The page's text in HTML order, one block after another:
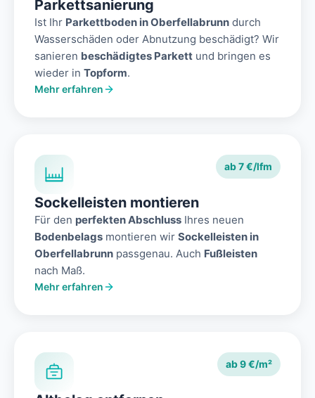
Parkettsanierung
Ist Ihr Parkettboden in Oberfellabrunn durch
Wasserschäden oder Abnutzung beschädigt? Wir
sanieren beschädigtes Parkett und bringen es
wieder in Topform.
Mehr erfahren
ab 7 €/lfm
Sockelleisten montieren
Für den perfekten Abschluss Ihres neuen
Bodenbelags montieren wir Sockelleisten in
Oberfellabrunn passgenau. Auch Fußleisten
nach Maß.
Mehr erfahren
ab 9 €/m²